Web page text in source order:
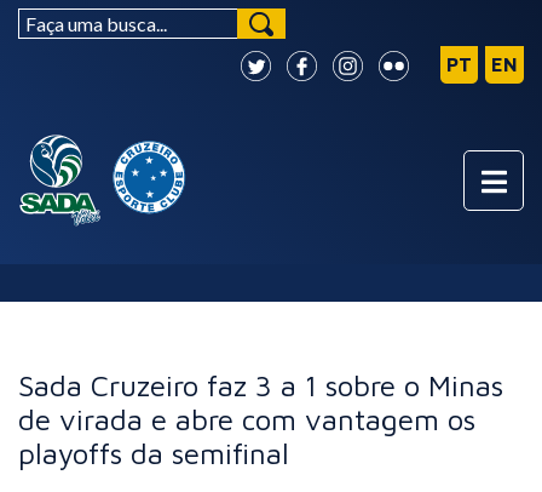
Sada Cruzeiro faz 3 a 1 sobre o Minas
de virada e abre com vantagem os
playoffs da semifinal